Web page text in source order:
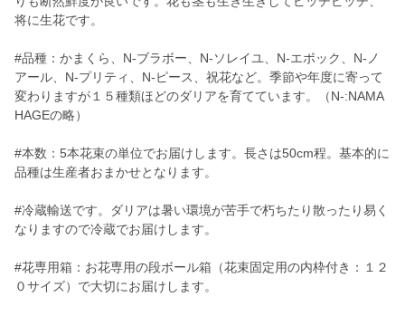
将に生花です。
#品種：かまくら、N-ブラボー、N-ソレイユ、N-エポック、N-ノ
アール、N-プリティ、N-ピース、祝花など。季節や年度に寄って
変わりますが１５種類ほどのダリアを育てています。（N-:NAMA
HAGEの略）
#本数：5本花束の単位でお届けします。長さは50cm程。基本的に
品種は生産者おまかせとなります。
#冷蔵輸送です。ダリアは暑い環境が苦手で朽ちたり散ったり易く
なりますので冷蔵でお届けします。
#花専用箱：お花専用の段ボール箱（花束固定用の内枠付き：１２
０サイズ）で大切にお届けします。